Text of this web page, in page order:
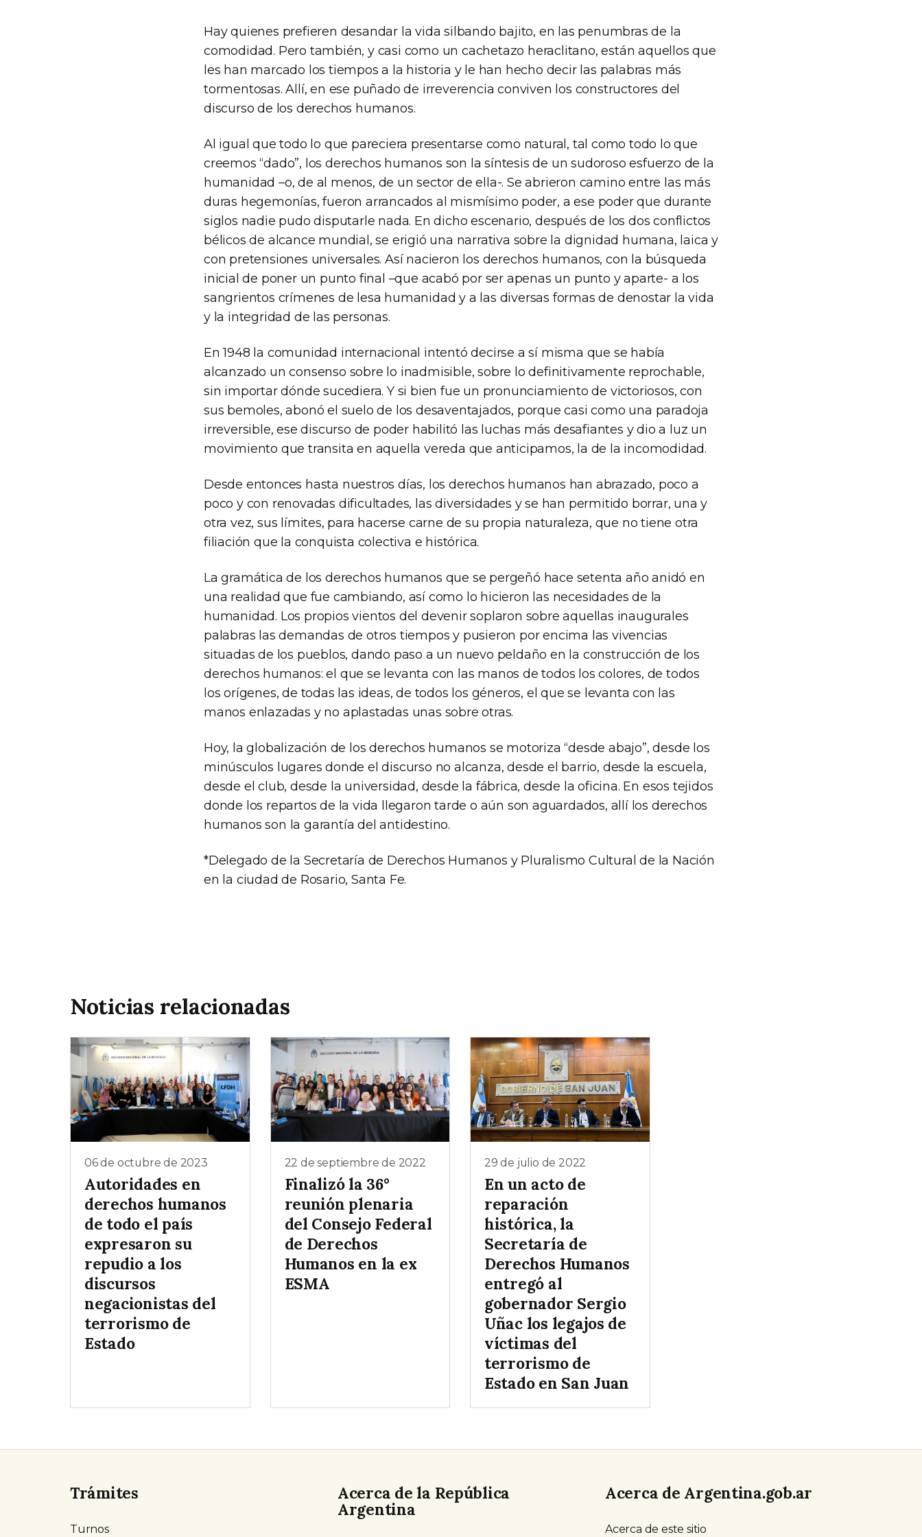
Hay quienes prefieren desandar la vida silbando bajito, en las penumbras de la
comodidad. Pero también, y casi como un cachetazo heraclitano, están aquellos que
les han marcado los tiempos a la historia y le han hecho decir las palabras más
tormentosas. Allí, en ese puñado de irreverencia conviven los constructores del
discurso de los derechos humanos.
Al igual que todo lo que pareciera presentarse como natural, tal como todo lo que
creemos “dado”, los derechos humanos son la síntesis de un sudoroso esfuerzo de la
humanidad –o, de al menos, de un sector de ella-. Se abrieron camino entre las más
duras hegemonías, fueron arrancados al mismísimo poder, a ese poder que durante
siglos nadie pudo disputarle nada. En dicho escenario, después de los dos conflictos
bélicos de alcance mundial, se erigió una narrativa sobre la dignidad humana, laica y
con pretensiones universales. Así nacieron los derechos humanos, con la búsqueda
inicial de poner un punto final –que acabó por ser apenas un punto y aparte- a los
sangrientos crímenes de lesa humanidad y a las diversas formas de denostar la vida
y la integridad de las personas.
En 1948 la comunidad internacional intentó decirse a sí misma que se había
alcanzado un consenso sobre lo inadmisible, sobre lo definitivamente reprochable,
sin importar dónde sucediera. Y si bien fue un pronunciamiento de victoriosos, con
sus bemoles, abonó el suelo de los desaventajados, porque casi como una paradoja
irreversible, ese discurso de poder habilitó las luchas más desafiantes y dio a luz un
movimiento que transita en aquella vereda que anticipamos, la de la incomodidad.
Desde entonces hasta nuestros días, los derechos humanos han abrazado, poco a
poco y con renovadas dificultades, las diversidades y se han permitido borrar, una y
otra vez, sus límites, para hacerse carne de su propia naturaleza, que no tiene otra
filiación que la conquista colectiva e histórica.
La gramática de los derechos humanos que se pergeñó hace setenta año anidó en
una realidad que fue cambiando, así como lo hicieron las necesidades de la
humanidad. Los propios vientos del devenir soplaron sobre aquellas inaugurales
palabras las demandas de otros tiempos y pusieron por encima las vivencias
situadas de los pueblos, dando paso a un nuevo peldaño en la construcción de los
derechos humanos: el que se levanta con las manos de todos los colores, de todos
los orígenes, de todas las ideas, de todos los géneros, el que se levanta con las
manos enlazadas y no aplastadas unas sobre otras.
Hoy, la globalización de los derechos humanos se motoriza “desde abajo”, desde los
minúsculos lugares donde el discurso no alcanza, desde el barrio, desde la escuela,
desde el club, desde la universidad, desde la fábrica, desde la oficina. En esos tejidos
donde los repartos de la vida llegaron tarde o aún son aguardados, allí los derechos
humanos son la garantía del antidestino.
*Delegado de la Secretaría de Derechos Humanos y Pluralismo Cultural de la Nación
en la ciudad de Rosario, Santa Fe.
Noticias relacionadas
06 de octubre de 2023
Autoridades en
derechos humanos
de todo el país
expresaron su
repudio a los
discursos
negacionistas del
terrorismo de
Estado
22 de septiembre de 2022
Finalizó la 36°
reunión plenaria
del Consejo Federal
de Derechos
Humanos en la ex
ESMA
29 de julio de 2022
En un acto de
reparación
histórica, la
Secretaría de
Derechos Humanos
entregó al
gobernador Sergio
Uñac los legajos de
víctimas del
terrorismo de
Estado en San Juan
Trámites
Turnos
Acerca de la República
Argentina
Acerca de Argentina.gob.ar
Acerca de este sitio